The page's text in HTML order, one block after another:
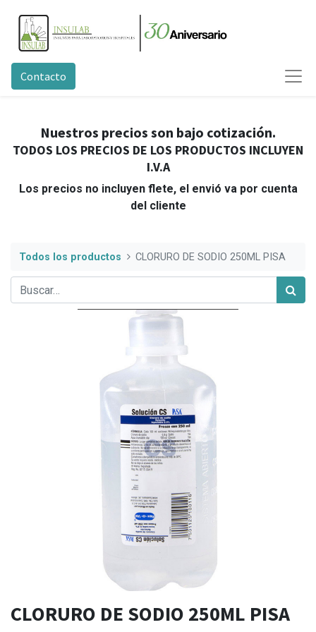
Contacto
Nuestros precios son bajo cotización.
TODOS LOS PRECIOS DE LOS PRODUCTOS INCLUYEN
I.V.A
Los precios no incluyen flete, el envió va por cuenta
del cliente
Todos los productos CLORURO DE SODIO 250ML PISA
CLORURO DE SODIO 250ML PISA